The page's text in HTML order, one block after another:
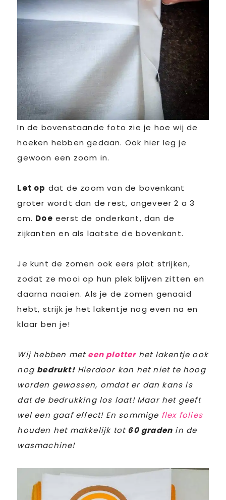
In de bovenstaande foto zie je hoe wij de
hoeken hebben gedaan. Ook hier leg je
gewoon een zoom in.
Let op dat de zoom van de bovenkant
groter wordt dan de rest, ongeveer 2 a 3
cm. Doe eerst de onderkant, dan de
zijkanten en als laatste de bovenkant.
Je kunt de zomen ook eers plat strijken,
zodat ze mooi op hun plek blijven zitten en
daarna naaien. Als je de zomen genaaid
hebt, strijk je het lakentje nog even na en
klaar ben je!
Wij hebben met een plotterhet lakentje ook
nog bedrukt!Hierdoor kan het niet te hoog
worden gewassen, omdat er dan kans is
dat de bedrukking los laat! Maar het geeft
wel een gaaf effect! En sommige flex folies
houden het makkelijk tot 60 graden in de
wasmachine!